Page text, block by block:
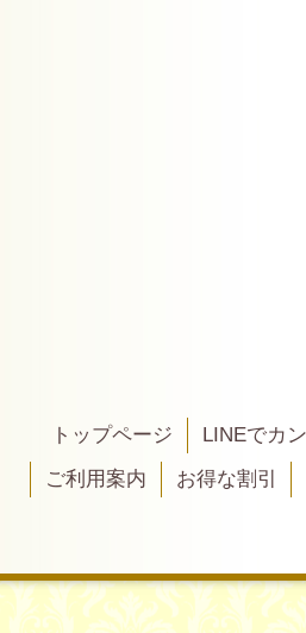
トップページ
LINEでカ
ご利用案内
お得な割引